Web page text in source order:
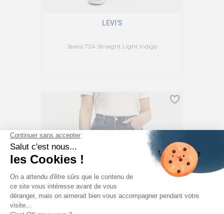
Jeans 724 Straight Light Indigo
LEVI'S